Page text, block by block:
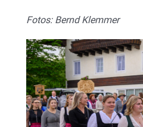
Fotos: Bernd Klemmer